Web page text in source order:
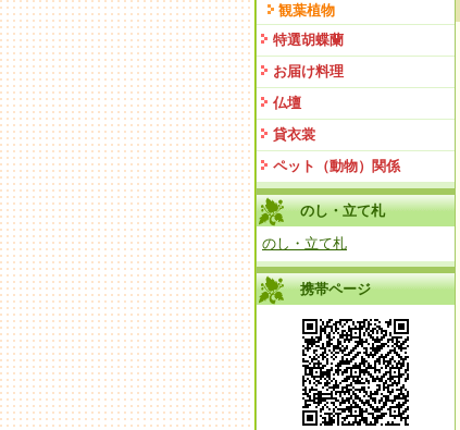
観葉植物
特選胡蝶蘭
お届け料理
仏壇
貸衣裳
ペット（動物）関係
のし・立て札
のし・立て札
携帯ページ